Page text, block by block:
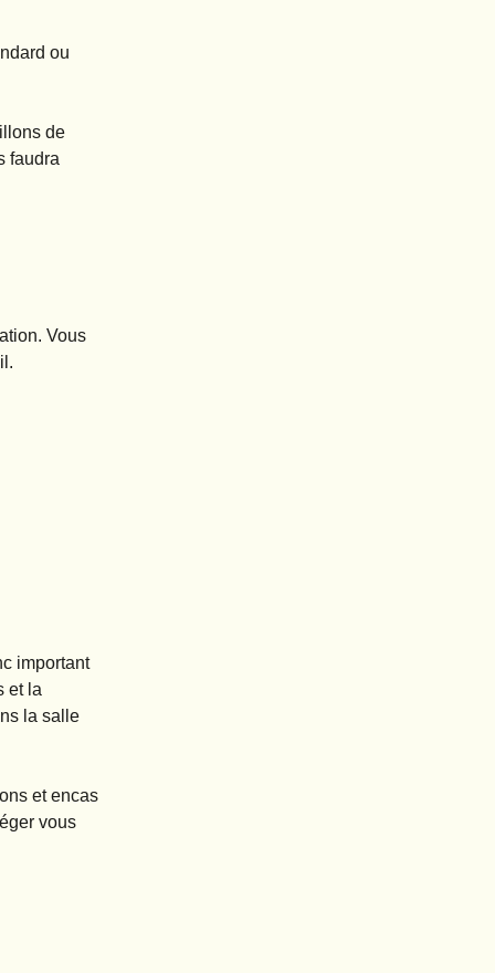
ou
de
faudra
Vous
important
et la
la salle
et encas
vous